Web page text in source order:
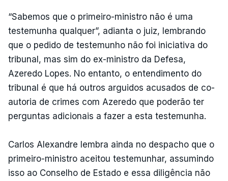
“Sabemos que o primeiro-ministro não é uma
testemunha qualquer”, adianta o juiz, lembrando
que o pedido de testemunho não foi iniciativa do
tribunal, mas sim do ex-ministro da Defesa,
Azeredo Lopes. No entanto, o entendimento do
tribunal é que há outros arguidos acusados de co-
autoria de crimes com Azeredo que poderão ter
perguntas adicionais a fazer a esta testemunha.
Carlos Alexandre lembra ainda no despacho que o
primeiro-ministro aceitou testemunhar, assumindo
isso ao Conselho de Estado e essa diligência não